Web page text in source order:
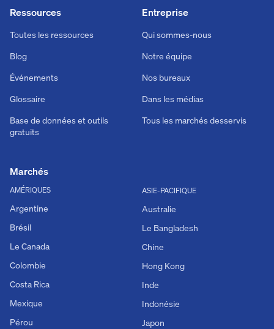
Ressources
Toutes les ressources
Blog
Événements
Glossaire
Base de données et outils
gratuits
Entreprise
Qui sommes-nous
Notre équipe
Nos bureaux
Dans les médias
Tous les marchés desservis
Marchés
AMÉRIQUES
Argentine
Brésil
Le Canada
Colombie
Costa Rica
Mexique
Pérou
ASIE-PACIFIQUE
Australie
Le Bangladesh
Chine
Hong Kong
Inde
Indonésie
Japon